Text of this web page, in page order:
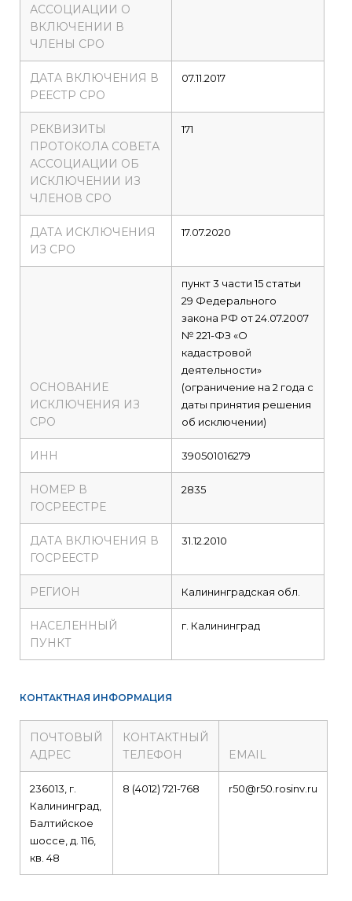
АССОЦИАЦИИ О
ВКЛЮЧЕНИИ В
ЧЛЕНЫ СРО
ДАТА ВКЛЮЧЕНИЯ В
РЕЕСТР СРО
07.11.2017
РЕКВИЗИТЫ
ПРОТОКОЛА СОВЕТА
АССОЦИАЦИИ ОБ
ИСКЛЮЧЕНИИ ИЗ
ЧЛЕНОВ СРО
171
ДАТА ИСКЛЮЧЕНИЯ
ИЗ СРО
17.07.2020
ОСНОВАНИЕ
ИСКЛЮЧЕНИЯ ИЗ
СРО
пункт 3 части 15 статьи
29 Федерального
закона РФ от 24.07.2007
№ 221-ФЗ «О
кадастровой
деятельности»
(ограничение на 2 года с
даты принятия решения
об исключении)
ИНН 390501016279
НОМЕР В
ГОСРЕЕСТРЕ
2835
ДАТА ВКЛЮЧЕНИЯ В
ГОСРЕЕСТР
31.12.2010
РЕГИОН Калининградская обл.
НАСЕЛЕННЫЙ
ПУНКТ
г. Калининград
КОНТАКТНАЯ ИНФОРМАЦИЯ
ПОЧТОВЫЙ
АДРЕС
КОНТАКТНЫЙ
ТЕЛЕФОН
EMAIL
236013, г.
Калининград,
Балтийское
шоссе, д. 116,
кв. 48
8 (4012) 721-768 r50@r50.rosinv.ru